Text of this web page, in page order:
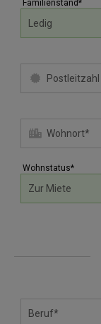
Familienstand*
Wohnstatus*